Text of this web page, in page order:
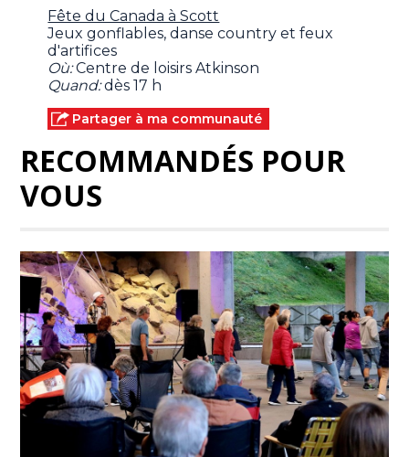
Fête du Canada à Scott
Jeux gonflables, danse country et feux
d'artifices
Où:Centre de loisirs Atkinson
Quand:dès 17 h
Partager à ma communauté
RECOMMANDÉS POUR
VOUS